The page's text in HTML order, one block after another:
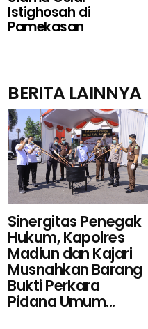
Istighosah di
Pamekasan
BERITA LAINNYA
Sinergitas Penegak
Hukum, Kapolres
Madiun dan Kajari
Musnahkan Barang
Bukti Perkara
Pidana Umum...